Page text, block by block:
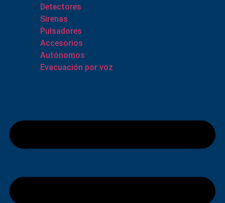
Detectores
Sirenas
Pulsadores
Accesorios
Autónomos
Evacuación por voz